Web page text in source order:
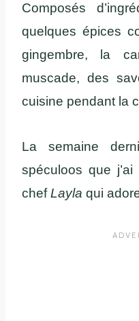
Composés
quelques épices
gingembre, la
muscade, des
cuisine pendant la
La semaine
spéculoos que
chefLayla qui